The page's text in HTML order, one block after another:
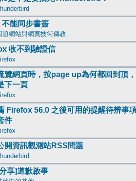
不能同步書簽
題網站與網頁技術傳教
收不到驗證信
覽網頁時，按page up為何都回到頂，
下一頁
Firefox 56.0 之後可用的提醒待辨事
件
開資訊觀測站RSS問題
享]道歉啟事